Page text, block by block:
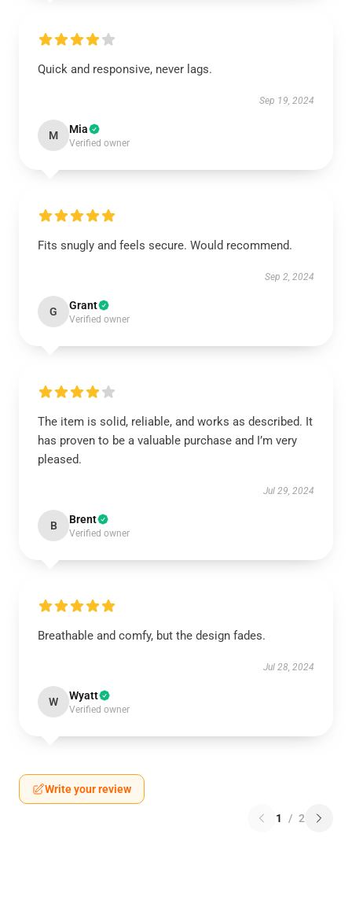
Quick and responsive, never lags.
Sep 19, 2024
M Mia
Verified owner
Fits snugly and feels secure. Would recommend.
Sep 2, 2024
G Grant
Verified owner
The item is solid, reliable, and works as described. It
has proven to be a valuable purchase and I’m very
pleased.
Jul 29, 2024
B Brent
Verified owner
Breathable and comfy, but the design fades.
Jul 28, 2024
W Wyatt
Verified owner
Write your review
1 / 2